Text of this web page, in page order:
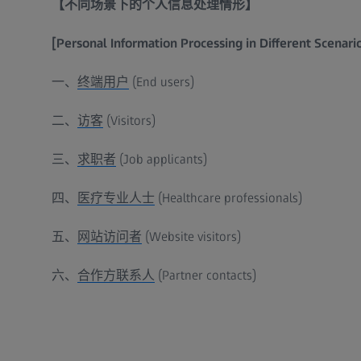
【不同场景下的个人信息处理情形】
[Personal Information Processing in Different
一、 终端用户 (End users)
二、 访客 (Visitors)
三、 求职者 (Job applicants)
四、 医疗专业人士 (Healthcare professionals)
五、 网站访问者 (Website visitors)
六、 合作方联系人 (Partner contacts)